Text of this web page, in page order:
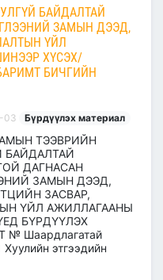
БАЙДАЛТАЙ
ЗАМЫН ДЭЭД,
ҮЙЛ
ХҮСЭХ/
БИЧГИЙН
03 Бүрдүүлэх материал
ТЭЭВРИЙН
БАЙДАЛТАЙ
ДАГНАСАН
ЗАМЫН ДЭЭД,
ЗАСВАР,
ҮЙЛ АЖИЛЛАГААНЫ
БҮРДҮҮЛЭХ
Шаардлагатай
этгээдийн